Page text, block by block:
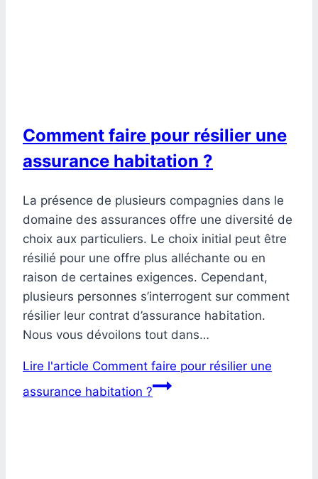
Comment faire pour résilier une
assurance habitation ?
La présence de plusieurs compagnies dans le
domaine des assurances offre une diversité de
choix aux particuliers. Le choix initial peut être
résilié pour une offre plus alléchante ou en
raison de certaines exigences. Cependant,
plusieurs personnes s’interrogent sur comment
résilier leur contrat d’assurance habitation.
Nous vous dévoilons tout dans…
Lire l'article Comment faire pour résilier une
assurance habitation ?